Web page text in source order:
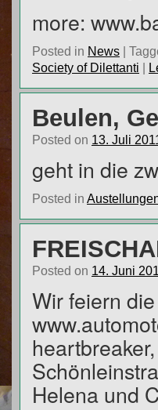
more:
Posted in News |
Society of Dilettanti |
Beulen,
Posted on 13. Juli
geht in die
Posted in
Posted on 14. Juni
Wir feiern
Helena und